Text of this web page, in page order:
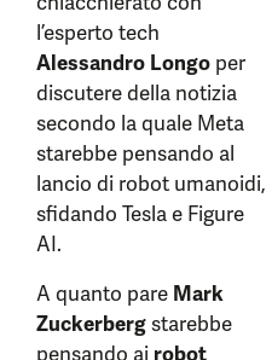
l’esperto tech
Alessandro Longo per
discutere della notizia
secondo la quale Meta
starebbe pensando al
lancio di robot umanoidi,
sfidando Tesla e Figure
AI.
A quanto pare Mark
Zuckerbergstarebbe
pensando ai robot